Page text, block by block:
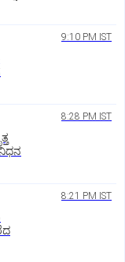
9:10 PM IST
8:28 PM IST
ನಿಧನ
8:21 PM IST